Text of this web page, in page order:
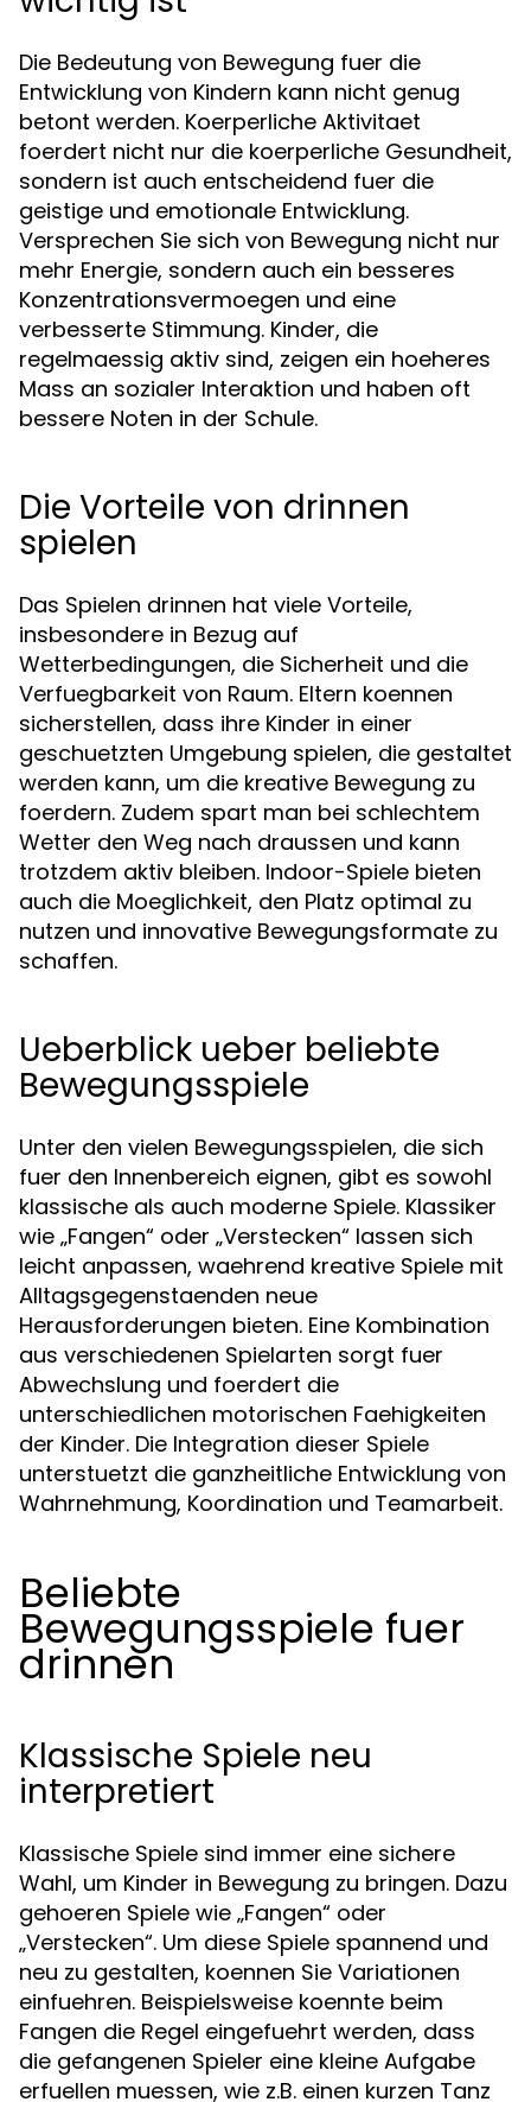
Die Bedeutung von Bewegung fuer die
Entwicklung von Kindern kann nicht genug
betont werden. Koerperliche Aktivitaet
foerdert nicht nur die koerperliche Gesundheit,
sondern ist auch entscheidend fuer die
geistige und emotionale Entwicklung.
Versprechen Sie sich von Bewegung nicht nur
mehr Energie, sondern auch ein besseres
Konzentrationsvermoegen und eine
verbesserte Stimmung. Kinder, die
regelmaessig aktiv sind, zeigen ein hoeheres
Mass an sozialer Interaktion und haben oft
bessere Noten in der Schule.
Die Vorteile von drinnen
spielen
Das Spielen drinnen hat viele Vorteile,
insbesondere in Bezug auf
Wetterbedingungen, die Sicherheit und die
Verfuegbarkeit von Raum. Eltern koennen
sicherstellen, dass ihre Kinder in einer
geschuetzten Umgebung spielen, die gestaltet
werden kann, um die kreative Bewegung zu
foerdern. Zudem spart man bei schlechtem
Wetter den Weg nach draussen und kann
trotzdem aktiv bleiben. Indoor-Spiele bieten
auch die Moeglichkeit, den Platz optimal zu
nutzen und innovative Bewegungsformate zu
schaffen.
Ueberblick ueber beliebte
Bewegungsspiele
Unter den vielen Bewegungsspielen, die sich
fuer den Innenbereich eignen, gibt es sowohl
klassische als auch moderne Spiele. Klassiker
wie „Fangen“ oder „Verstecken“ lassen sich
leicht anpassen, waehrend kreative Spiele mit
Alltagsgegenstaenden neue
Herausforderungen bieten. Eine Kombination
aus verschiedenen Spielarten sorgt fuer
Abwechslung und foerdert die
unterschiedlichen motorischen Faehigkeiten
der Kinder. Die Integration dieser Spiele
unterstuetzt die ganzheitliche Entwicklung von
Wahrnehmung, Koordination und Teamarbeit.
Beliebte
Bewegungsspiele fuer
drinnen
Klassische Spiele neu
interpretiert
Klassische Spiele sind immer eine sichere
Wahl, um Kinder in Bewegung zu bringen. Dazu
gehoeren Spiele wie „Fangen“ oder
„Verstecken“. Um diese Spiele spannend und
neu zu gestalten, koennen Sie Variationen
einfuehren. Beispielsweise koennte beim
Fangen die Regel eingefuehrt werden, dass
die gefangenen Spieler eine kleine Aufgabe
erfuellen muessen, wie z.B. einen kurzen Tanz